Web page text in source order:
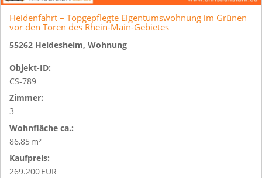
Heidenfahrt – Topgepflegte Eigentumswohnung im Grünen
vor den Toren des Rhein-Main-Gebietes
55262 Heidesheim, Wohnung
Objekt-ID:
CS-789
Zimmer:
3
Wohnfläche ca.:
86,85 m²
Kaufpreis:
269.200 EUR